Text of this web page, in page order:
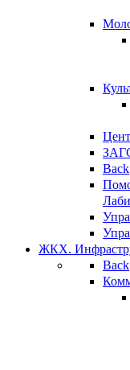
Back
ЖКХ.
Back